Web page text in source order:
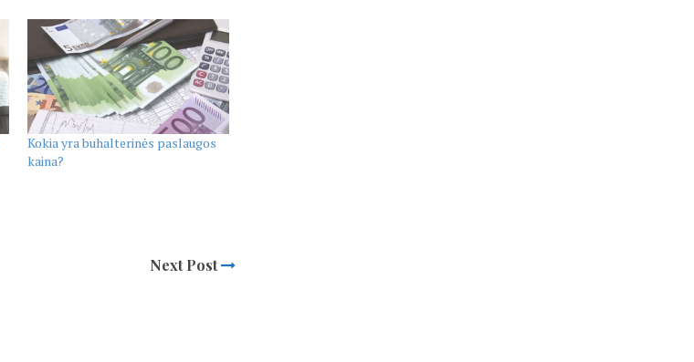
Kokia yra buhalterinės paslaugos
kaina?
Next Post